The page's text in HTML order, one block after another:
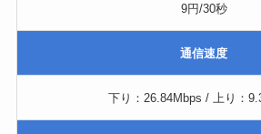
9円/30秒
通信速度
下り：26.84Mbps / 上り：